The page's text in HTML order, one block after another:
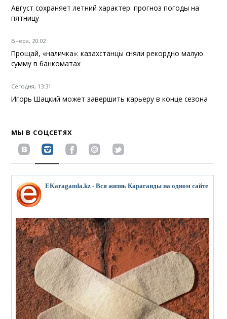
Август сохраняет летний характер: прогноз погоды на
пятницу
Вчера, 20:02
Прощай, «наличка»: казахстанцы сняли рекордно малую
сумму в банкоматах
Сегодня, 13:31
Игорь Шацкий может завершить карьеру в конце сезона
МЫ В СОЦСЕТЯХ
EKaraganda.kz - Вся жизнь Караганды на одном сайте